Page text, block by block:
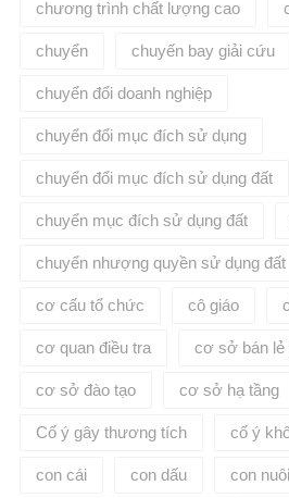
chương trình chất lượng cao
chuyển chuyến bay giải cứu
chuyển đổi doanh nghiệp
chuyển đổi mục đích sử dụng
chuyển đổi mục đích sử dụng đất
chuyển mục đích sử dụng đất
chuyển nhượng quyền sử dụng đất
cơ cấu tổ chức cô giáo
cơ quan điều tra cơ sở bán lẻ
cơ sở đào tạo cơ sở hạ tầng
Cố ý gây thương tích cố ý
con cái con dấu con nuôi